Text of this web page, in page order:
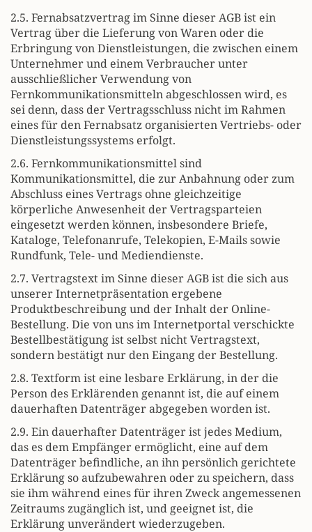
2.5. Fernabsatzvertrag im Sinne dieser AGB ist ein
Vertrag über die Lieferung von Waren oder die
Erbringung von Dienstleistungen, die zwischen einem
Unternehmer und einem Verbraucher unter
ausschließlicher Verwendung von
Fernkommunikationsmitteln abgeschlossen wird, es
sei denn, dass der Vertragsschluss nicht im Rahmen
eines für den Fernabsatz organisierten Vertriebs- oder
Dienstleistungssystems erfolgt.
2.6. Fernkommunikationsmittel sind
Kommunikationsmittel, die zur Anbahnung oder zum
Abschluss eines Vertrags ohne gleichzeitige
körperliche Anwesenheit der Vertragsparteien
eingesetzt werden können, insbesondere Briefe,
Kataloge, Telefonanrufe, Telekopien, E-Mails sowie
Rundfunk, Tele- und Mediendienste.
2.7. Vertragstext im Sinne dieser AGB ist die sich aus
unserer Internetpräsentation ergebene
Produktbeschreibung und der Inhalt der Online-
Bestellung. Die von uns im Internetportal verschickte
Bestellbestätigung ist selbst nicht Vertragstext,
sondern bestätigt nur den Eingang der Bestellung.
2.8. Textform ist eine lesbare Erklärung, in der die
Person des Erklärenden genannt ist, die auf einem
dauerhaften Datenträger abgegeben worden ist.
2.9. Ein dauerhafter Datenträger ist jedes Medium,
das es dem Empfänger ermöglicht, eine auf dem
Datenträger befindliche, an ihn persönlich gerichtete
Erklärung so aufzubewahren oder zu speichern, dass
sie ihm während eines für ihren Zweck angemessenen
Zeitraums zugänglich ist, und geeignet ist, die
Erklärung unverändert wiederzugeben.